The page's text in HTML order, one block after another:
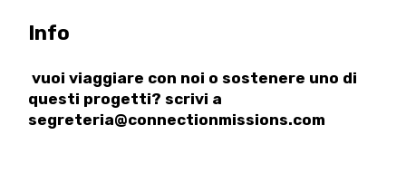
Info
vuoi viaggiare con noi o sostenere uno di
questi progetti? scrivi a
segreteria@connectionmissions.com